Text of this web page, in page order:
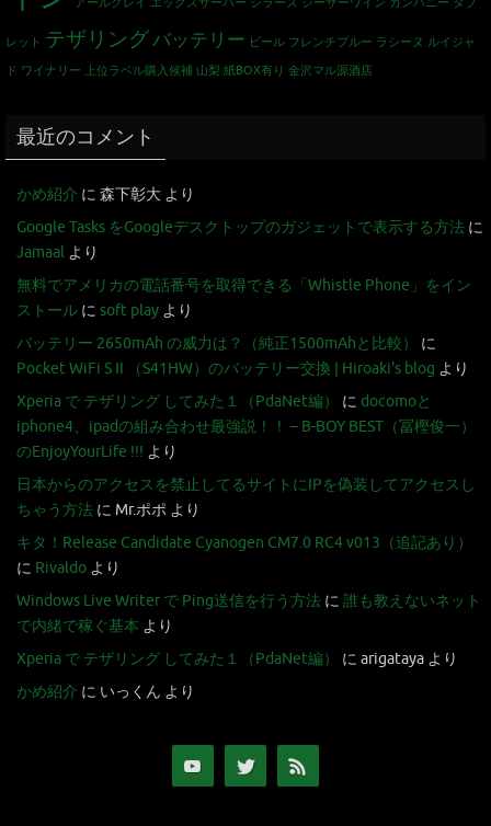
レット テザリングバッテリー ビール フレンチブルー ラシーヌ ルイジャ
ド ワイナリー 上位ラベル購入候補 山梨 紙BOX有り 金沢マル源酒店
最近のコメント
かめ紹介 に 森下彰大 より
Google Tasks をGoogleデスクトップのガジェットで表示する方法 に
Jamaal より
無料でアメリカの電話番号を取得できる「Whistle Phone」をイン
ストール に soft play より
バッテリー 2650mAh の威力は？（純正1500mAhと比較）
に
Pocket WiFi S II （S41HW）のバッテリー交換 | Hiroaki's blog より
Xperia で テザリング してみた１（PdaNet編）
に docomoと
iphone4、ipadの組み合わせ最強説！！ – B-BOY BEST（冨樫俊一）
のEnjoyYourLife !!! より
日本からのアクセスを禁止してるサイトにIPを偽装してアクセスし
ちゃう方法 に Mr.ポポ より
キタ！Release Candidate Cyanogen CM7.0 RC4 v013（追記あり）
に Rivaldo より
Windows Live Writer で Ping送信を行う方法 に 誰も教えないネット
で内緒で稼ぐ基本 より
Xperia で テザリング してみた１（PdaNet編）
に arigataya より
かめ紹介 に いっくん より